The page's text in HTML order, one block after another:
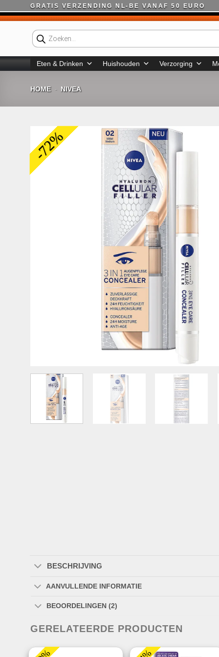
naar
GRATIS VERZENDING NL-BE VANAF 50 EURO
Producten
zoeken
Eten & Drinken Huishouden Verzorging
HOME - NIVEA
-72%
BESCHRIJVING
AANVULLENDE INFORMATIE
BEOORDELINGEN (2)
GERELATEERDE PRODUCTEN